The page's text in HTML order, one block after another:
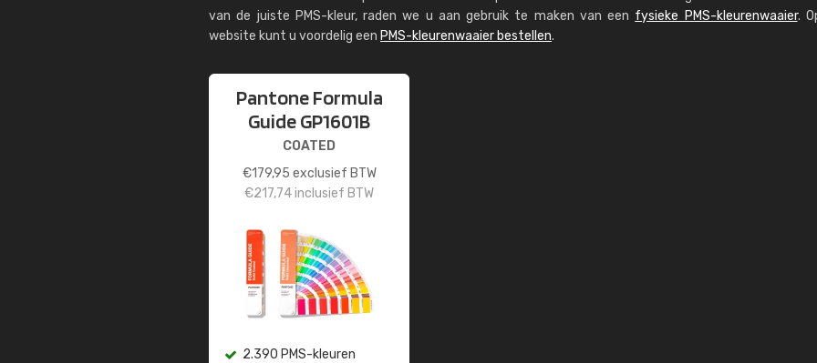
van de juiste PMS-kleur, raden we u aan gebruik te maken van een fysieke PMS-kleurenwaaier.
website kunt u voordelig een PMS-kleurenwaaier bestellen.
Pantone Formula
Guide GP1601B
COATED
€179,95 exclusief BTW
€217,74inclusief BTW
2.390 PMS-kleuren